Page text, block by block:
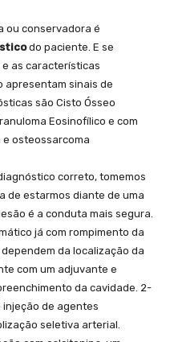
ou conservadora é
do paciente. E se
as características
apresentam sinais de
são Cisto Ósseo
Eosinofílico e com
osteossarcoma
correto, tomemos
de estarmos diante de uma
é a conduta mais segura.
já com rompimento da
dependem da localização da
com um adjuvante e
da cavidade. 2-
de agentes
seletiva arterial.